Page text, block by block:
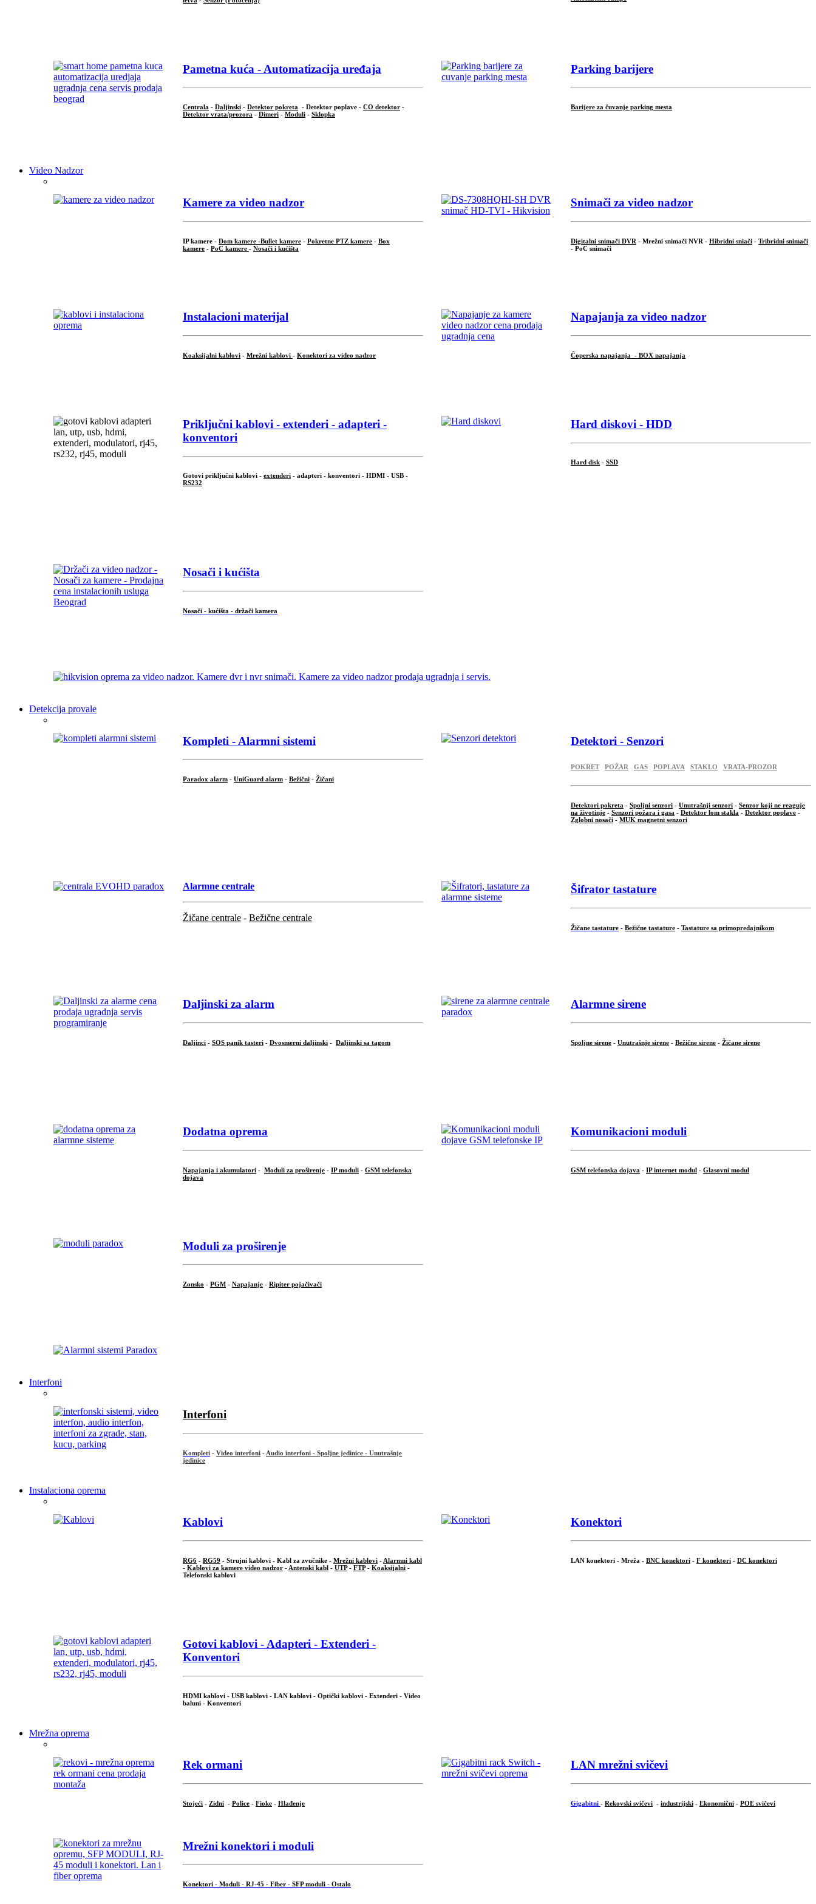
Pametna kuća - Automatizacija uređaja
Centrala - Daljinski - Detektor pokreta - Detektor poplave - CO detektor -
Detektor vrata/prozora - Dimeri - Moduli - Sklopka
Parking barijere
Barijere za čuvanje parking mesta
Video Nadzor
Kamere za video nadzor
IP kamere - Dom kamere -Bullet kamere - Pokretne PTZ kamere - Box
kamere - PoC kamere - Nosači i kućišta
Snimači za video nadzor
Digitalni snimači DVR - Mrežni snimači NVR - Hibridni sniači - Tribridni snimači
- PoC snimači
Instalacioni materijal
Koaksijalni kablovi - Mrežni kablovi - Konektori za video nadzor
Napajanja za video nadzor
Čoperska napajanja - BOX napajanja
Priključni kablovi - extenderi - adapteri -
konventori
Gotovi priključni kablovi - extenderi - adapteri - konventori - HDMI - USB -
RS232
Hard diskovi - HDD
Hard disk - SSD
Nosači i kućišta
Nosači - kućišta - držači kamera
Detekcija provale
Kompleti - Alarmni sistemi
Paradox alarm - UniGuard alarm - Bežični - Žičani
Detektori - Senzori
POKRET POŽAR GAS POPLAVA STAKLO VRATA-PROZOR
Detektori pokreta - Spoljni senzori - Unutrašnji senzori - Senzor koji ne reaguje
na životinje - Senzori požara i gasa - Detektor lom stakla - Detektor poplave -
Zglobni nosači - MUK magnetni senzori
Alarmne centrale
Žičane centrale - Bežične centrale
Šifrator tastature
Žičane tastature - Bežične tastature - Tastature sa primopredajnikom
Daljinski za alarm
Daljinci - SOS panik tasteri - Dvosmerni daljinski - Daljinski sa tagom
Alarmne sirene
Spoljne sirene - Unutrašnje sirene - Bežične sirene - Žičane sirene
Dodatna oprema
Napajanja i akumulatori - Moduli za proširenje - IP moduli - GSM telefonska
dojava
Komunikacioni moduli
GSM telefonska dojava - IP internet modul - Glasovni modul
Moduli za proširenje
Zonsko - PGM - Napajanje - Ripiter pojačivači
Interfoni
Interfoni
Kompleti - Video interfoni - Audio interfoni - Spoljne jedinice - Unutrašnje
jedinice
Instalaciona oprema
Kablovi
RG6 - RG59 - Strujni kablovi - Kabl za zvučnike - Mrežni kablovi - Alarmni kabl
- Kablovi za kamere video nadzor - Antenski kabl - UTP- FTP- Koaksijalni -
Telefonski kablovi
Konektori
LAN konektori - Mreža - BNC konektori - F konektori - DC konektori
Gotovi kablovi - Adapteri - Extenderi -
Konventori
HDMI kablovi - USB kablovi - LAN kablovi - Optički kablovi - Extenderi - Video
baluni - Konventori
Mrežna oprema
Rek ormani
Stojeći - Zidni - Police - Fioke - Hlađenje
LAN mrežni svičevi
Gigabitni - Rekovski svičevi - industrijski - Ekonomični - POE svičevi
Mrežni konektori i moduli
Konektori - Moduli - RJ-45 - Fiber - SFP moduli - Ostalo